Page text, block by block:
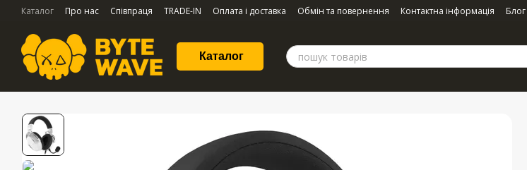
Перейти до основного контенту
Каталог Про нас Співпраця TRADE-IN Оплата і доставка Обмін та повернення Контактна інформація Блог
Каталог